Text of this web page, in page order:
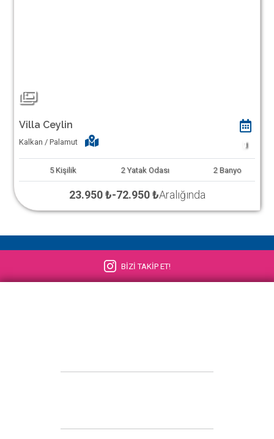
Villa Ceylin
Kalkan / Palamut 1
5 Kişilik 2 Yatak Odası 2 Banyo
23.950 ₺-72.950 ₺Aralığında
BİZİ TAKİP ET!